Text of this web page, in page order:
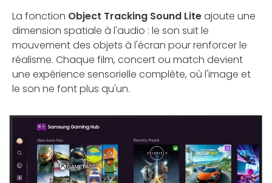
La fonction Object Tracking Sound Liteajoute une
dimension spatiale à l'audio : le son suit le
mouvement des objets à l'écran pour renforcer le
réalisme. Chaque film, concert ou match devient
une expérience sensorielle complète, où l'image et
le son ne font plus qu'un.